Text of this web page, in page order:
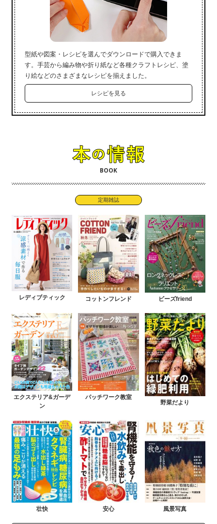
型紙や図案・レシピを選んでダウンロードで購入できま
す。手芸から編み物や折り紙など各種クラフトレシピ、塗
り絵などのさまざまなレシピを揃えました。
レシピを見る
BOOK
定期雑誌
レディブティック コットンフレンド ビーズfriend
エクステリア&ガーデ
ン
パッチワーク教室
野菜だより
壮快 安心 風景写真